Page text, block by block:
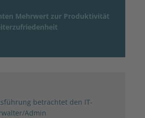
Mehrwert zur Produktivität
betrachtet den IT-
Admin